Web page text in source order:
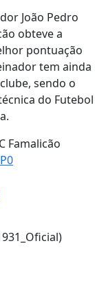
João Pedro
obteve a
pontuação
tem ainda
sendo o
do Futebol
Famalicão